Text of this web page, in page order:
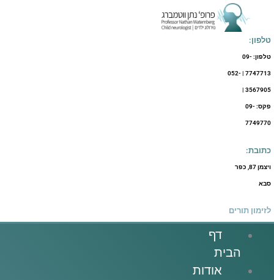
טלפון:
טלפון: 09-
7747713 | 052-
3567905 |
פקס: 09-
7749770
כתובת:
ויצמן 87, כפר
סבא
לזימון תורים
דף
הבית
אודות